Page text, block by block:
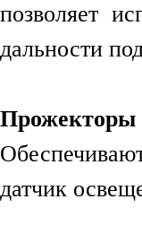
позволяет
дальности
Прожекторы
датчик